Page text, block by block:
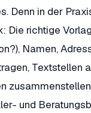
Denn in der
Die richtige
Namen,
Textstellen
und